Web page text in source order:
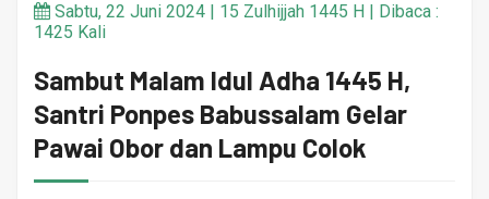
Sabtu, 22 Juni 2024 | 15 Zulhijjah 1445 H | Dibaca :
1425 Kali
Sambut Malam Idul Adha 1445 H,
Santri Ponpes Babussalam Gelar
Pawai Obor dan Lampu Colok